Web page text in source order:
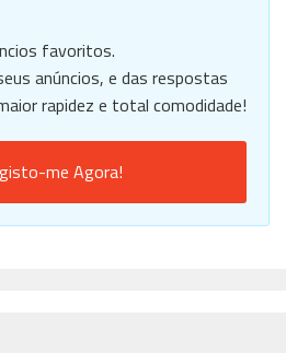
favoritos.
anúncios, e das respostas
rapidez e total comodidade!
me Agora!